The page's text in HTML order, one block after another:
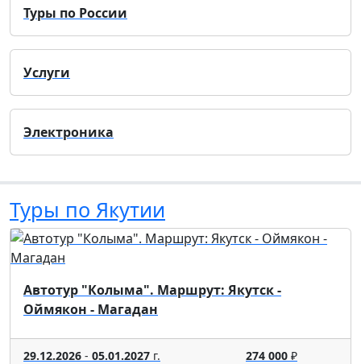
Туры по России
Услуги
Электроника
Туры по Якутии
Автотур "Колыма". Маршрут: Якутск -
Оймякон - Магадан
29.12.2026 - 05.01.2027 г. 274 000₽